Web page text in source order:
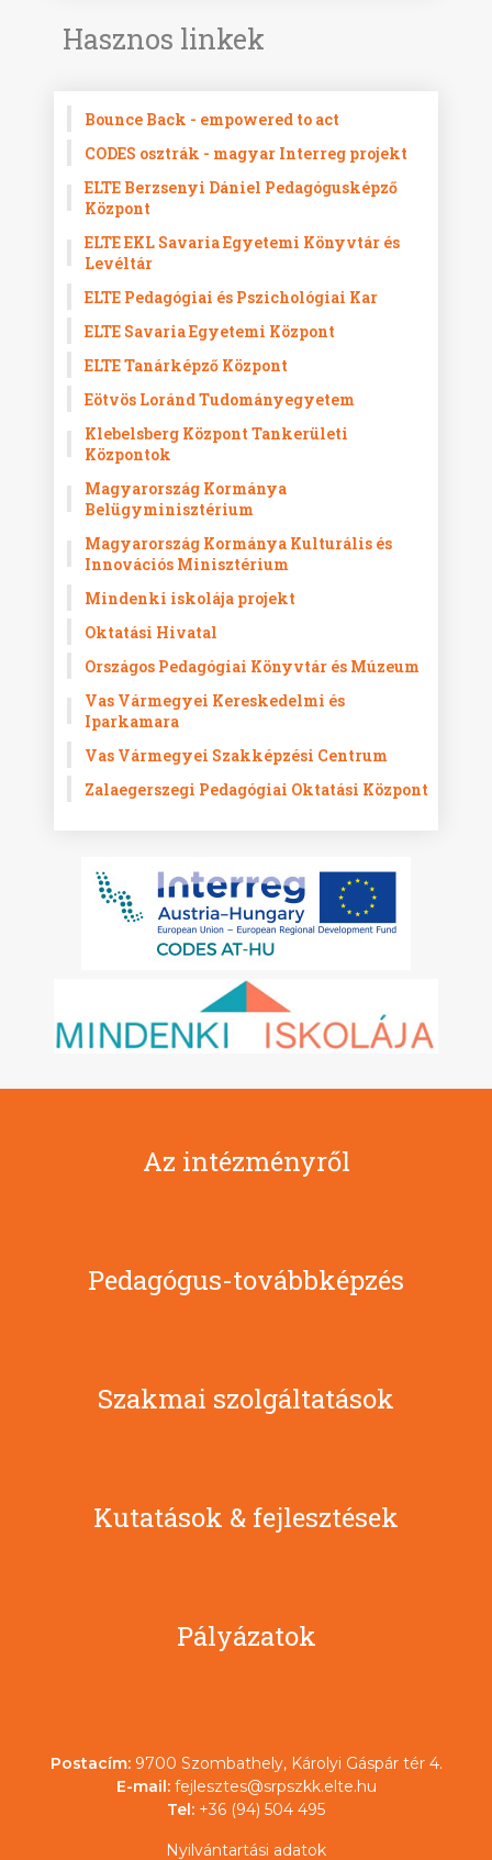
Hasznos linkek
Bounce Back - empowered to act
CODES osztrák - magyar Interreg projekt
ELTE Berzsenyi Dániel Pedagógusképző
Központ
ELTE EKL Savaria Egyetemi Könyvtár és
Levéltár
ELTE Pedagógiai és Pszichológiai Kar
ELTE Savaria Egyetemi Központ
ELTE Tanárképző Központ
Eötvös Loránd Tudományegyetem
Klebelsberg Központ Tankerületi
Központok
Magyarország Kormánya
Belügyminisztérium
Magyarország Kormánya Kulturális és
Innovációs Minisztérium
Mindenki iskolája projekt
Oktatási Hivatal
Országos Pedagógiai Könyvtár és Múzeum
Vas Vármegyei Kereskedelmi és
Iparkamara
Vas Vármegyei Szakképzési Centrum
Zalaegerszegi Pedagógiai Oktatási Központ
Az intézményről
Pedagógus-továbbképzés
Szakmai szolgáltatások
Kutatások & fejlesztések
Pályázatok
Postacím: 9700 Szombathely, Károlyi Gáspár tér 4.
E-mail: fejlesztes@srpszkk.elte.hu
Tel: +36 (94) 504 495
Nyilvántartási adatok